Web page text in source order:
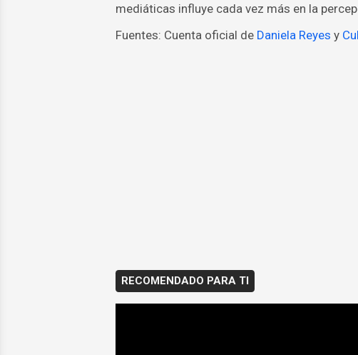
mediáticas influye cada vez más en la
Fuentes: Cuenta oficial de Daniela Reyes y
RECOMENDADO PARA TI